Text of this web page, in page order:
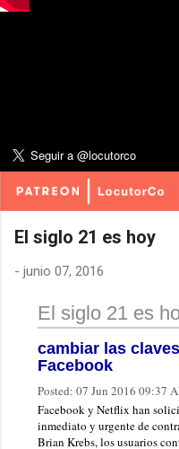
El siglo 21 es hoy
- junio 07, 2016
El siglo 21 es
cambiar las
Facebook
Posted: 07 Jun 2016 09:37
Facebook y Netflix han
inmediato y urgente de
Brian Krebs, los usuarios